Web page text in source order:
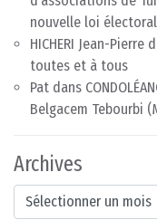
nouvelle loi
HICHERI Jean-Pierre
toutes et à tous
Pat dans
Belgacem Tebourbi
Archives
Archives